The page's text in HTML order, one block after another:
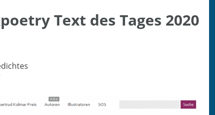
Text des Tages 2020